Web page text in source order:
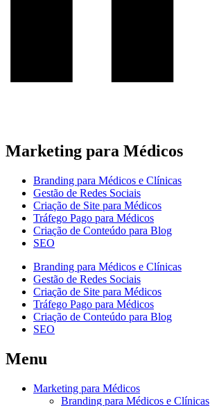
Marketing para Médicos
Branding para Médicos e Clínicas
Gestão de Redes Sociais
Criação de Site para Médicos
Tráfego Pago para Médicos
Criação de Conteúdo para Blog
SEO
Branding para Médicos e Clínicas
Gestão de Redes Sociais
Criação de Site para Médicos
Tráfego Pago para Médicos
Criação de Conteúdo para Blog
SEO
Menu
Marketing para Médicos
Branding para Médicos e Clínicas